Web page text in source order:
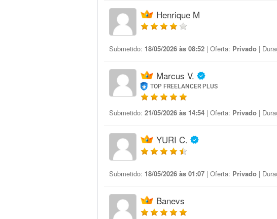
Henrique M
Submetido: 18/05/2026 às 08:52 | Oferta: Privado |
Marcus V.
TOP FREELANCER PLUS
Submetido: 21/05/2026 às 14:54 | Oferta: Privado |
YURI C.
Submetido: 18/05/2026 às 01:07 | Oferta: Privado |
Banevs